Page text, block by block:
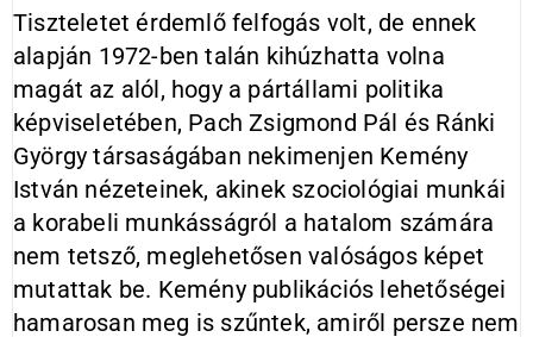
Tiszteletet érdemlő felfogás volt, de ennek
alapján 1972-ben talán kihúzhatta volna
magát az alól, hogy a pártállami politika
képviseletében, Pach Zsigmond Pál és Ránki
György társaságában nekimenjen Kemény
István nézeteinek, akinek szociológiai munkái
a korabeli munkásságról a hatalom számára
nem tetsző, meglehetősen valóságos képet
mutattak be. Kemény publikációs lehetőségei
hamarosan meg is szűntek, amiről persze nem